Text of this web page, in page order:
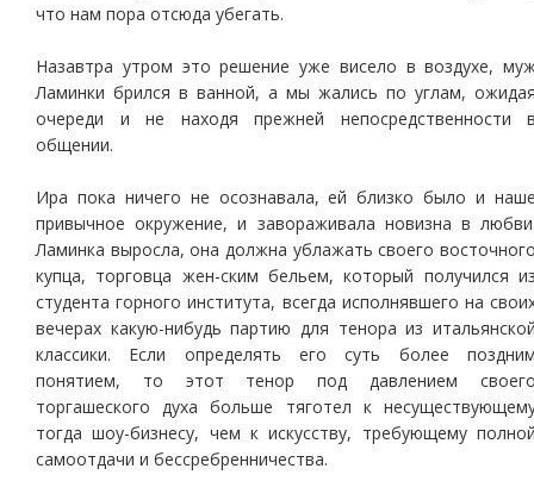
что нам пора отсюда убегать.
Назавтра утром это решение уже висело в воздухе,
Ламинки брился в ванной, а мы жались по углам,
очереди и не находя прежней непосредственности
общении.
Ира пока ничего не осознавала, ей близко было и
привычное окружение, и завораживала новизна в
Ламинка выросла, она должна ублажать своего
купца, торговца жен-ским бельем, который получился
студента горного института, всегда исполнявшего на
вечерах какую-нибудь партию для тенора из
классики. Если определять его суть более
понятием, то этот тенор под давлением
торгашеского духа больше тяготел к
тогда шоу-бизнесу, чем к искусству, требующему
самоотдачи и бессребренничества.